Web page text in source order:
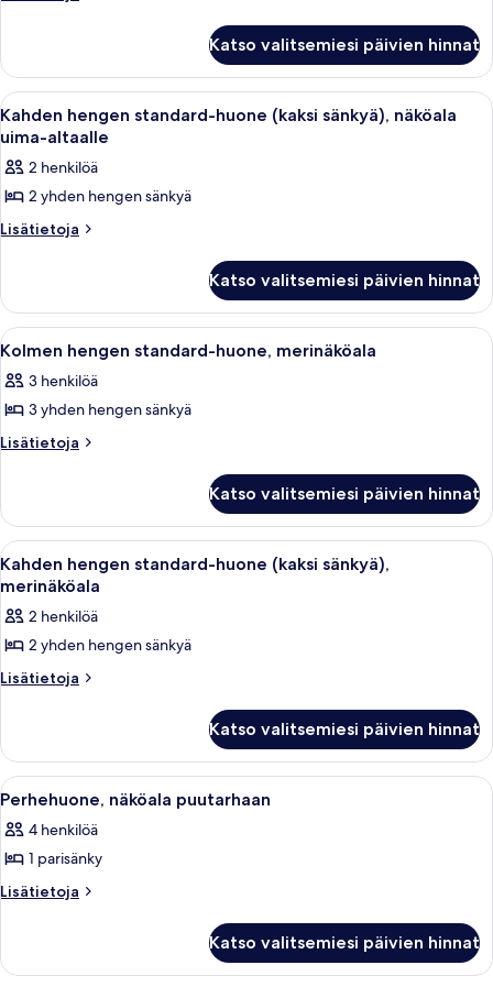
sänkyä),
näköala
puutarhaan
kuvat
standard-
huone
(kaksi
sänkyä),
puutarhaan
Katso valitsemiesi päivien hinnat
Avaa
kaikki
huonetyypin
Kahden
hengen
standard-
sänkyä),
näköala
uima-
altaalle
kuvat
Hotellihuone, jossa on sänky,
6
Kahden hengen standard-huone (kaksi sänkyä), näköala
uima-altaalle
2 henkilöä
2 yhden hengen sänkyä
Lisätietoja
Lisätietoja
standard-
huone
(kaksi
näköala
uima-
Katso valitsemiesi päivien hinnat
Avaa
kaikki
huonetyypin
Kolmen
hengen
merinäköala
kuvat
Hotellihuone, jossa on sänky,
6
Kolmen hengen standard-huone, merinäköala
3 henkilöä
3 yhden hengen sänkyä
Lisätietoja
Lisätietoja
standard-
huone,
merinäköala
Katso valitsemiesi päivien hinnat
Avaa
kaikki
huonetyypin
Kahden
hengen
standard-
sänkyä),
merinäköala
kuvat
Hotellihuone, jossa on sänky,
6
Kahden hengen standard-huone (kaksi sänkyä),
merinäköala
2 henkilöä
2 yhden hengen sänkyä
Lisätietoja
Lisätietoja
standard-
huone
(kaksi
merinäköala
Katso valitsemiesi päivien hinnat
Avaa
kaikki
huonetyypin
Perhehuone,
näköala
Hotellihuone, jossa on sänky,
6
Perhehuone, näköala puutarhaan
4 henkilöä
1 parisänky
Lisätietoja
Lisätietoja
puutarhaan
Katso valitsemiesi päivien hinnat